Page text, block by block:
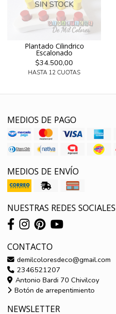
SIN STOCK
Plantado Cilindrico
Escalonado
$34.500,00
HASTA 12 CUOTAS
MEDIOS DE PAGO
MEDIOS DE ENVÍO
NUESTRAS REDES SOCIALES
CONTACTO
demilcoloresdeco@gmail.com
2346521207
Antonio Bardi 70 Chivilcoy
Botón de arrepentimiento
NEWSLETTER